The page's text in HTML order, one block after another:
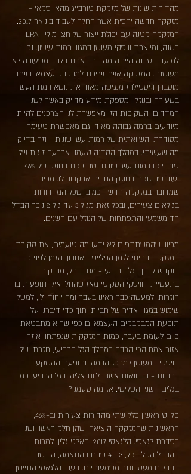
מהדורות שונות של מזקקת טורבייג מהאי סקאי -
המזקקה קטנה עם יכולת ייצור של חצי מיליון LPA
בשנה, ומייצרת וויסקי מעושן במגוון רמות עישון. נכון
למועד הסדנה הייתה מהדורה אחת בלבד משעורה לא
מעושנת. המזקקה אשר שייכת למבקבק עצמאי בשם
מוסברן דיסטילרז מנגישה מאוד את נושא רמת העשן
בשעורה ובנוזל, ומספקת מידע מדויק באשר לשני
המדדים. השקיפות הזו מאפשרת לנו הצרכנים להיות
מיודעים ברמה גבוהה מאוד וגם מאפשרת טעימה
מסודרת והשוואתית של רמות עשן שונות - וזה בדיוק
מה שעשיתי. במהלך הסדנה טעמנו ארבעה זוגות של
טורבייג ברמות עשן שונות, שני זוגות בחוזק של 46%
ועוד שני זוגות בחוזק החבית או קרוב לו. מכיוון
שמדובר במזקקה חדשה כמובן שכל המהדורות
בגילאים צעירים, ובכל זאת מגיל 3 עד גיל 8 ניכר הבדל
חד משמעי והתפתחות של הנוזל עם השנים.
מכיוון שהמשתתפים לא ידעו מה טועמים, את סקירת
המזקקה דחיתי לזמן הפלייט האחרון. הזמן לפני כן
הוקדש לדיון בגל הרביעי - מתי החל, מה קורה
בתעשיית הוויסקי הסקוטי מאז שהחל, אילו תופעות בו
חוזרות ולמעשה כבר ראינו בעבר ומה ייחודי לו, למשל
שימוש במגוון אדיר של חביות. תוך כדי דיברנו על
תופעת המבקבקים העצמאיים כפי שהיא מתבטאת
כיום לעומת בעבר, כמות המזקקות שנפתחו, איזה
אזור צמח הכי הרבה במהלך הגל הרביעי, חזרתו של
הויסקי המעושן למרכז הבמה, ותופעת ההשקעה
בחביות - וההונאות אשר נלוות אליה, בגל הרביעי כמו
בגלים השני והשלישי. אז מה טעמנו?
הראשונות שהמזקקה הוציאה, שהן חלק ראשון ושני
בסדרת לגאסי. הלגאסי 2017 והאלט גלין. למרות
ההבדל הקל בגיל, 3 ו-4 שנים בהתאמה, היו שני
הבדלים מעט יותר משמעותיים. בעוד הלגאסי התיישן